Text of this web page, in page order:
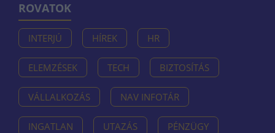
ROVATOK
INTERJÚ HÍREK HR
ELEMZÉSEK TECH BIZTOSÍTÁS
VÁLLALKOZÁS NAV INFOTÁR
INGATLAN UTAZÁS PÉNZÜGY